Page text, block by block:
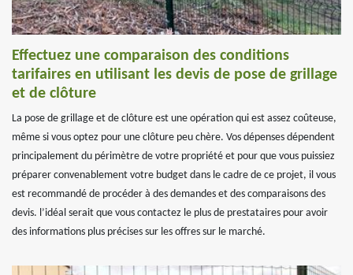
Effectuez une comparaison des conditions
tarifaires en utilisant les devis de pose de grillage
et de clôture
La pose de grillage et de clôture est une opération qui est assez coûteuse,
même si vous optez pour une clôture peu chère. Vos dépenses dépendent
principalement du périmètre de votre propriété et pour que vous puissiez
préparer convenablement votre budget dans le cadre de ce projet, il vous
est recommandé de procéder à des demandes et des comparaisons des
devis. l’idéal serait que vous contactez le plus de prestataires pour avoir
des informations plus précises sur les offres sur le marché.